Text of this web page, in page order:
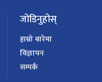
जोडिनुहोस्
हाम्रो बारेमा
विज्ञापन
सम्पर्क